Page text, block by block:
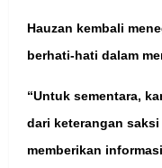
Hauzan kembali
berhati-hati dalam
“Untuk sementara,
dari keterangan
memberikan